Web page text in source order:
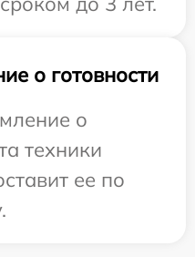
о готовности
о
техники
ее по